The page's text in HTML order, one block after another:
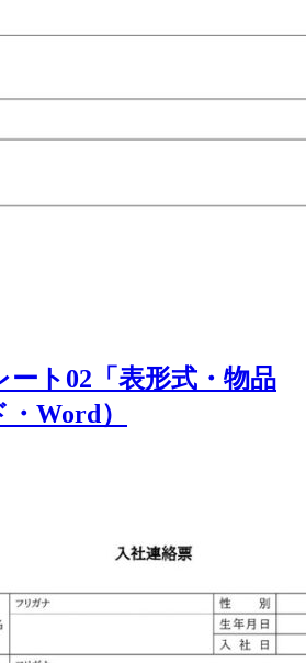
ト02「表形式・物品
Word）